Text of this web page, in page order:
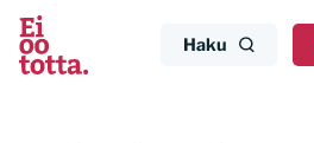
Siirry
sisältöön
Haku